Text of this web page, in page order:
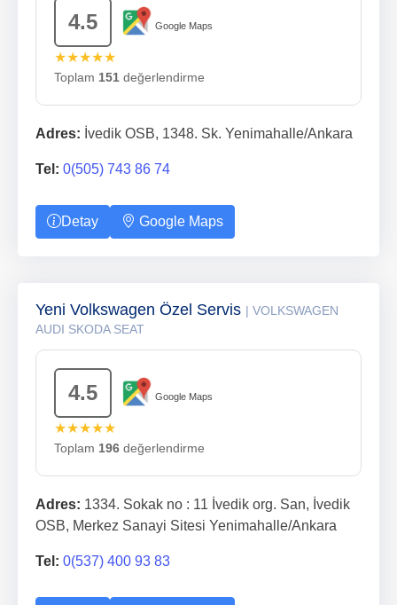
4.5 Google Maps
★★★★★
Toplam 151 değerlendirme
Adres: İvedik OSB, 1348. Sk. Yenimahalle/Ankara
Tel: 0(505) 743 86 74
Detay Google Maps
Yeni Volkswagen Özel Servis | VOLKSWAGEN
AUDI SKODA SEAT
4.5 Google Maps
★★★★★
Toplam 196 değerlendirme
Adres: 1334. Sokak no : 11 İvedik org. San, İvedik
OSB, Merkez Sanayi Sitesi Yenimahalle/Ankara
Tel: 0(537) 400 93 83